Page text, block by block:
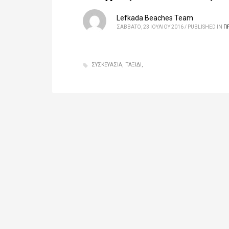
Lefkada Beaches Team
ΣΆΒΒΑΤΟ, 23 ΙΟΥΛΊΟΥ 2016 / PUBLISHED IN
ΣΥΣΚΕΥΑΣΊΑ ΤΑΞΊΔΙ